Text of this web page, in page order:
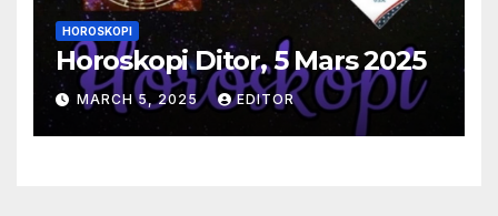
HOROSKOPI
Horoskopi Ditor, 5 Mars 2025
MARCH 5, 2025 EDITOR